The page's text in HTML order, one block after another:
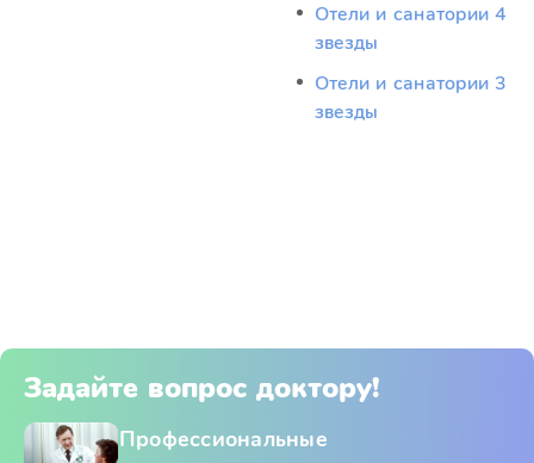
Отели и санатории 4
звезды
Отели и санатории 3
звезды
Задайте вопрос доктору!
Профессиональные